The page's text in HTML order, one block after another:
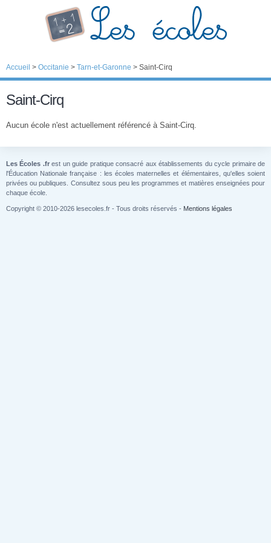
Accueil > Occitanie > Tarn-et-Garonne > Saint-Cirq
Saint-Cirq
Aucun école n'est actuellement référencé à Saint-Cirq.
Les Écoles .frest un guide pratique consacré aux établissements du cycle primaire de
l'Éducation Nationale française : les écoles maternelles et élémentaires, qu'elles soient
privées ou publiques. Consultez sous peu les programmes et matières enseignées pour
chaque école.
Copyright © 2010-2026 lesecoles.fr - Tous droits réservés - Mentions légales